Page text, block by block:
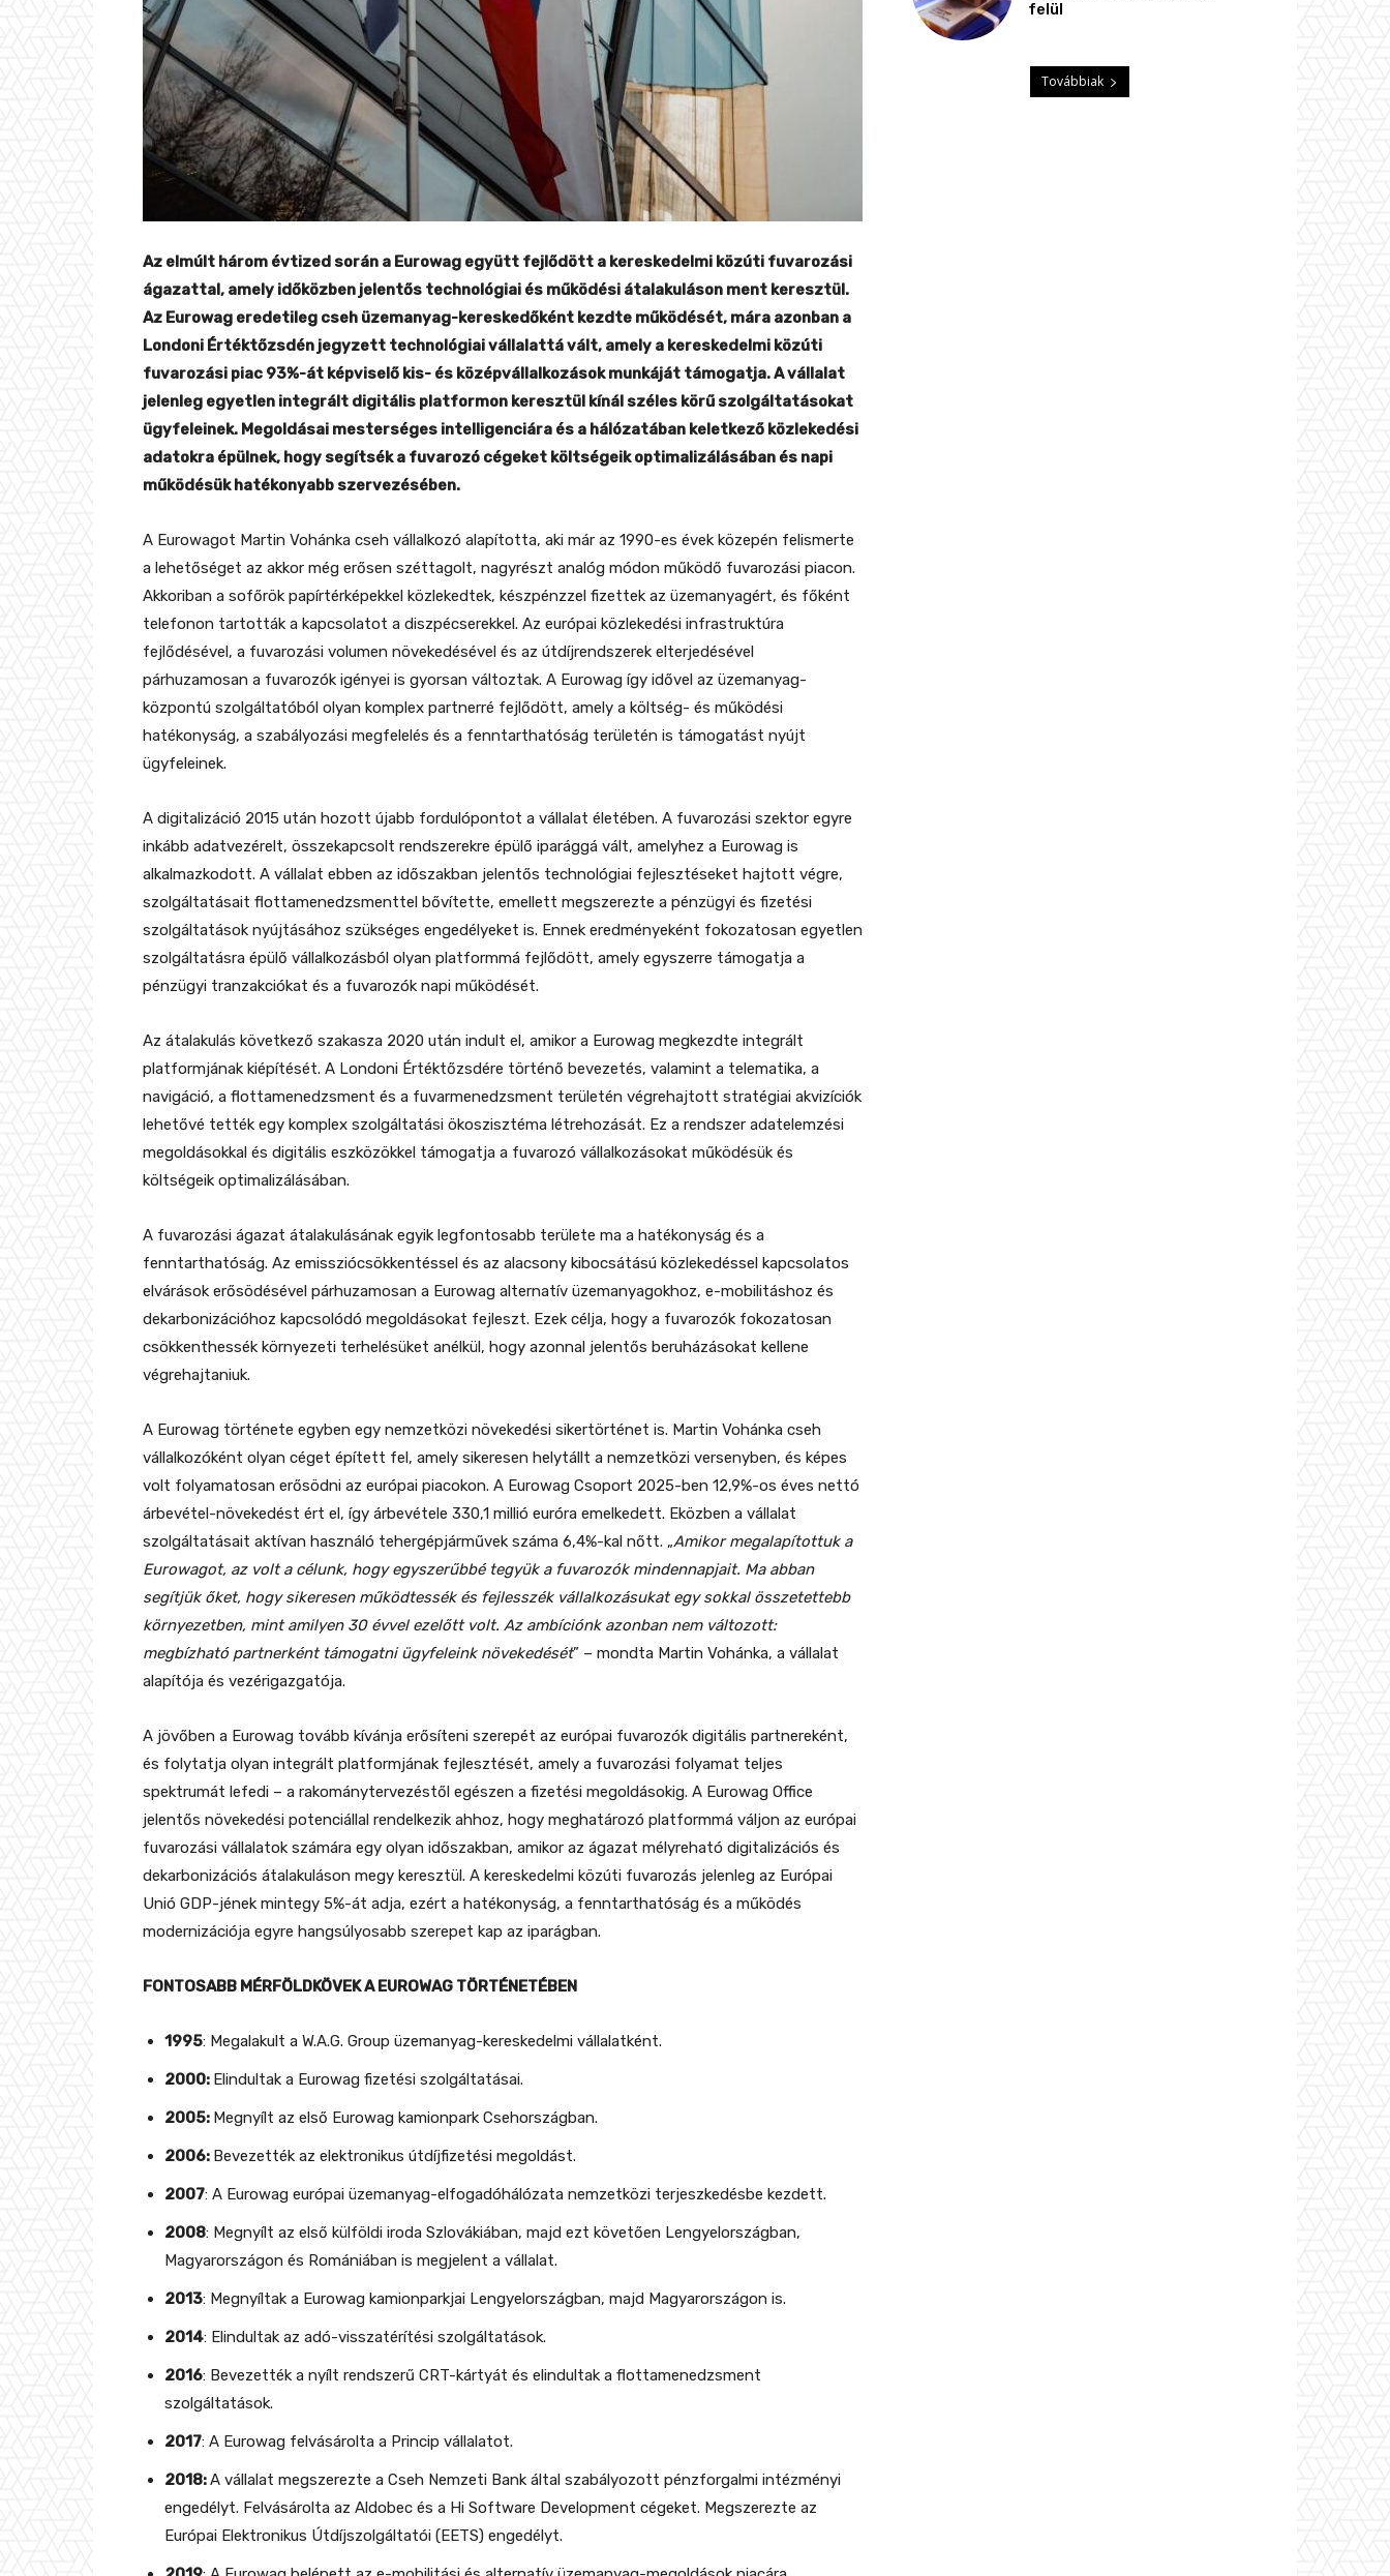
Az elmúlt három évtized során a Eurowag együtt fejlődött a kereskedelmi közúti fuvarozási
ágazattal, amely időközben jelentős technológiai és működési átalakuláson ment keresztül.
Az Eurowag eredetileg cseh üzemanyag-kereskedőként kezdte működését, mára azonban a
Londoni Értéktőzsdén jegyzett technológiai vállalattá vált, amely a kereskedelmi közúti
fuvarozási piac 93%-át képviselő kis- és középvállalkozások munkáját támogatja. A vállalat
jelenleg egyetlen integrált digitális platformon keresztül kínál széles körű szolgáltatásokat
ügyfeleinek. Megoldásai mesterséges intelligenciára és a hálózatában keletkező közlekedési
adatokra épülnek, hogy segítsék a fuvarozó cégeket költségeik optimalizálásában és napi
működésük hatékonyabb szervezésében.
A Eurowagot Martin Vohánka cseh vállalkozó alapította, aki már az 1990-es évek közepén felismerte
a lehetőséget az akkor még erősen széttagolt, nagyrészt analóg módon működő fuvarozási piacon.
Akkoriban a sofőrök papírtérképekkel közlekedtek, készpénzzel fizettek az üzemanyagért, és főként
telefonon tartották a kapcsolatot a diszpécserekkel. Az európai közlekedési infrastruktúra
fejlődésével, a fuvarozási volumen növekedésével és az útdíjrendszerek elterjedésével
párhuzamosan a fuvarozók igényei is gyorsan változtak. A Eurowag így idővel az üzemanyag-
központú szolgáltatóból olyan komplex partnerré fejlődött, amely a költség- és működési
hatékonyság, a szabályozási megfelelés és a fenntarthatóság területén is támogatást nyújt
ügyfeleinek.
A digitalizáció 2015 után hozott újabb fordulópontot a vállalat életében. A fuvarozási szektor egyre
inkább adatvezérelt, összekapcsolt rendszerekre épülő iparággá vált, amelyhez a Eurowag is
alkalmazkodott. A vállalat ebben az időszakban jelentős technológiai fejlesztéseket hajtott végre,
szolgáltatásait flottamenedzsmenttel bővítette, emellett megszerezte a pénzügyi és fizetési
szolgáltatások nyújtásához szükséges engedélyeket is. Ennek eredményeként fokozatosan egyetlen
szolgáltatásra épülő vállalkozásból olyan platformmá fejlődött, amely egyszerre támogatja a
pénzügyi tranzakciókat és a fuvarozók napi működését.
Az átalakulás következő szakasza 2020 után indult el, amikor a Eurowag megkezdte integrált
platformjának kiépítését. A Londoni Értéktőzsdére történő bevezetés, valamint a telematika, a
navigáció, a flottamenedzsment és a fuvarmenedzsment területén végrehajtott stratégiai akvizíciók
lehetővé tették egy komplex szolgáltatási ökoszisztéma létrehozását. Ez a rendszer adatelemzési
megoldásokkal és digitális eszközökkel támogatja a fuvarozó vállalkozásokat működésük és
költségeik optimalizálásában.
A fuvarozási ágazat átalakulásának egyik legfontosabb területe ma a hatékonyság és a
fenntarthatóság. Az emissziócsökkentéssel és az alacsony kibocsátású közlekedéssel kapcsolatos
elvárások erősödésével párhuzamosan a Eurowag alternatív üzemanyagokhoz, e-mobilitáshoz és
dekarbonizációhoz kapcsolódó megoldásokat fejleszt. Ezek célja, hogy a fuvarozók fokozatosan
csökkenthessék környezeti terhelésüket anélkül, hogy azonnal jelentős beruházásokat kellene
végrehajtaniuk.
A Eurowag története egyben egy nemzetközi növekedési sikertörténet is. Martin Vohánka cseh
vállalkozóként olyan céget épített fel, amely sikeresen helytállt a nemzetközi versenyben, és képes
volt folyamatosan erősödni az európai piacokon. A Eurowag Csoport 2025-ben 12,9%-os éves nettó
árbevétel-növekedést ért el, így árbevétele 330,1 millió euróra emelkedett. Eközben a vállalat
szolgáltatásait aktívan használó tehergépjárművek száma 6,4%-kal nőtt. „Amikor megalapítottuk a
Eurowagot, az volt a célunk, hogy egyszerűbbé tegyük a fuvarozók mindennapjait. Ma abban
segítjük őket, hogy sikeresen működtessék és fejlesszék vállalkozásukat egy sokkal összetettebb
környezetben, mint amilyen 30 évvel ezelőtt volt. Az ambíciónk azonban nem változott:
megbízható partnerként támogatni ügyfeleink növekedését” – mondta Martin Vohánka, a vállalat
alapítója és vezérigazgatója.
A jövőben a Eurowag tovább kívánja erősíteni szerepét az európai fuvarozók digitális partnereként,
és folytatja olyan integrált platformjának fejlesztését, amely a fuvarozási folyamat teljes
spektrumát lefedi – a rakománytervezéstől egészen a fizetési megoldásokig. A Eurowag Office
jelentős növekedési potenciállal rendelkezik ahhoz, hogy meghatározó platformmá váljon az európai
fuvarozási vállalatok számára egy olyan időszakban, amikor az ágazat mélyreható digitalizációs és
dekarbonizációs átalakuláson megy keresztül. A kereskedelmi közúti fuvarozás jelenleg az Európai
Unió GDP-jének mintegy 5%-át adja, ezért a hatékonyság, a fenntarthatóság és a működés
modernizációja egyre hangsúlyosabb szerepet kap az iparágban.
FONTOSABB MÉRFÖLDKÖVEK A EUROWAG TÖRTÉNETÉBEN
1995: Megalakult a W.A.G. Group üzemanyag-kereskedelmi vállalatként.
2000: Elindultak a Eurowag fizetési szolgáltatásai.
2005: Megnyílt az első Eurowag kamionpark Csehországban.
2006: Bevezették az elektronikus útdíjfizetési megoldást.
2007: A Eurowag európai üzemanyag-elfogadóhálózata nemzetközi terjeszkedésbe kezdett.
2008: Megnyílt az első külföldi iroda Szlovákiában, majd ezt követően Lengyelországban,
Magyarországon és Romániában is megjelent a vállalat.
2013: Megnyíltak a Eurowag kamionparkjai Lengyelországban, majd Magyarországon is.
2014: Elindultak az adó-visszatérítési szolgáltatások.
2016: Bevezették a nyílt rendszerű CRT-kártyát és elindultak a flottamenedzsment
szolgáltatások.
2017: A Eurowag felvásárolta a Princip vállalatot.
2018:A vállalat megszerezte a Cseh Nemzeti Bank által szabályozott pénzforgalmi intézményi
engedélyt. Felvásárolta az Aldobec és a Hi Software Development cégeket. Megszerezte az
Európai Elektronikus Útdíjszolgáltatói (EETS) engedélyt.
felül
Továbbiak